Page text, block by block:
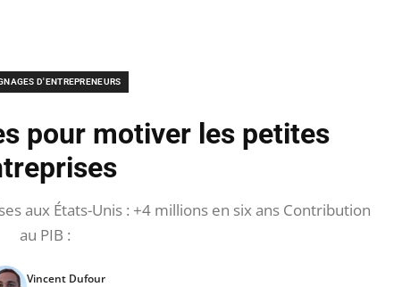
D'ENTREPRENEURS
pour motiver les petites
aux États-Unis : +4 millions en six ans Contribution
au PIB :
Vincent Dufour